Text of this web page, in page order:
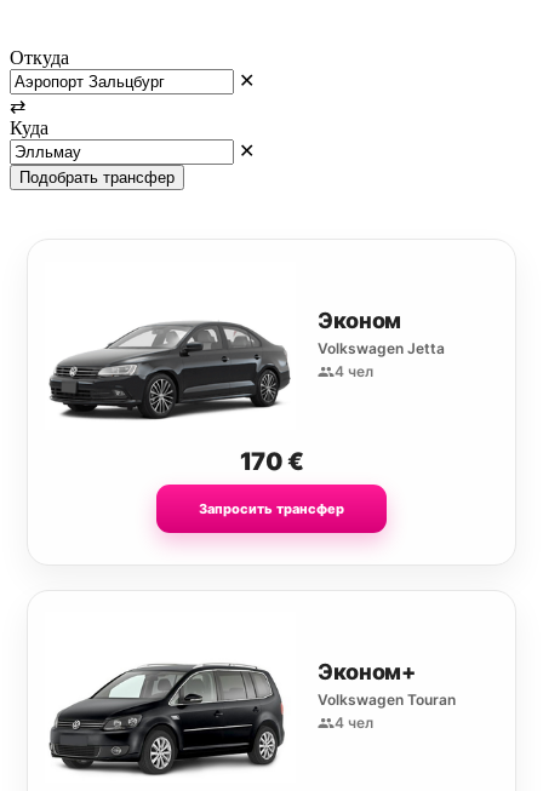
Откуда
✕
⇄
Куда
✕
Подобрать трансфер
Эконом
Volkswagen Jetta
4 чел
170€
Запросить трансфер
Эконом+
Volkswagen Touran
4 чел